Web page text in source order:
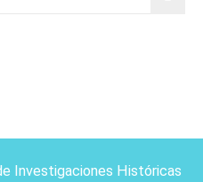
Investigaciones Históricas